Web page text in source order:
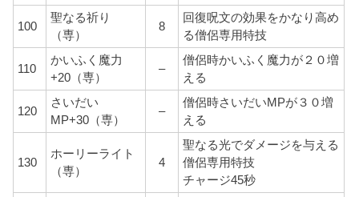
100
聖なる祈り
（専）
8
回復呪文の効果をかなり高め
る僧侶専用特技
110
かいふく魔力
+20（専）
–
僧侶時かいふく魔力が２０増
える
120
さいだい
MP+30（専）
–
僧侶時さいだいMPが３０増
える
130
ホーリーライト
（専）
4
聖なる光でダメージを与える
僧侶専用特技
チャージ45秒